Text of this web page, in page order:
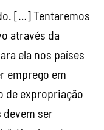
[…] Tentaremos
através da
ela nos países
emprego em
de expropriação
devem ser